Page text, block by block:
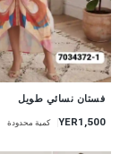
فستان نسائي طويل
YER1,500 كمية محدودة